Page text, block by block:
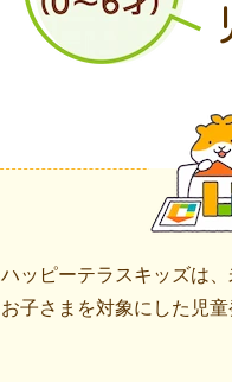
ハッピーテラスキッズは
お子さまを対象にした児